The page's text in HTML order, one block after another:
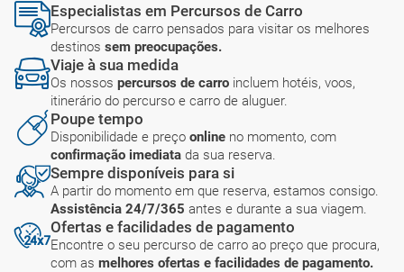
Especialistas em Percursos de Carro
Percursos de carro pensados para visitar os melhores
destinos sem preocupações.
Viaje à sua medida
Os nossos percursos de carro incluem hotéis, voos,
itinerário do percurso e carro de aluguer.
Poupe tempo
Disponibilidade e preço online no momento, com
confirmação imediata da sua reserva.
Sempre disponíveis para si
A partir do momento em que reserva, estamos consigo.
Assistência 24/7/365 antes e durante a sua viagem.
Ofertas e facilidades de pagamento
Encontre o seu percurso de carro ao preço que procura,
com as melhores ofertas e facilidades de pagamento.